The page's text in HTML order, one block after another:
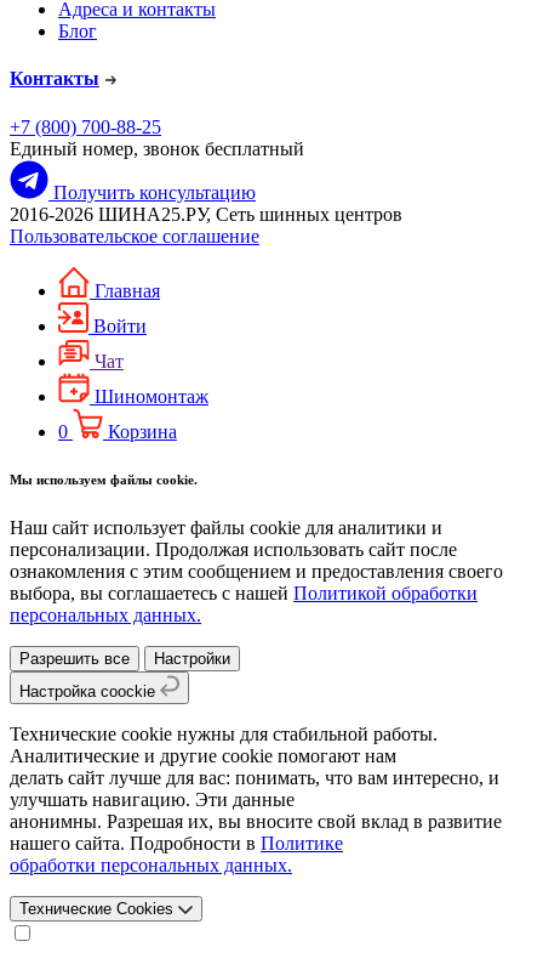
Адреса и контакты
Блог
Контакты
+7 (800) 700-88-25
Единый номер, звонок бесплатный
Получить консультацию
2016-2026 ШИНА25.РУ, Сеть шинных центров
Пользовательское соглашение
Главная
Войти
Чат
Шиномонтаж
0
Корзина
Мы используем файлы cookie.
Наш сайт использует файлы cookie для аналитики и
персонализации. Продолжая использовать сайт после
ознакомления с этим сообщением и предоставления своего
выбора, вы соглашаетесь с нашей Политикой обработки
персональных данных.
Разрешить все
Настройки
Настройка coockie
Технические cookie нужны для стабильной работы.
Аналитические и другие cookie помогают нам
делать сайт лучше для вас: понимать, что вам интересно, и
улучшать навигацию. Эти данные
анонимны. Разрешая их, вы вносите свой вклад в развитие
нашего сайта. Подробности в Политике
обработки персональных данных.
Технические Cookies